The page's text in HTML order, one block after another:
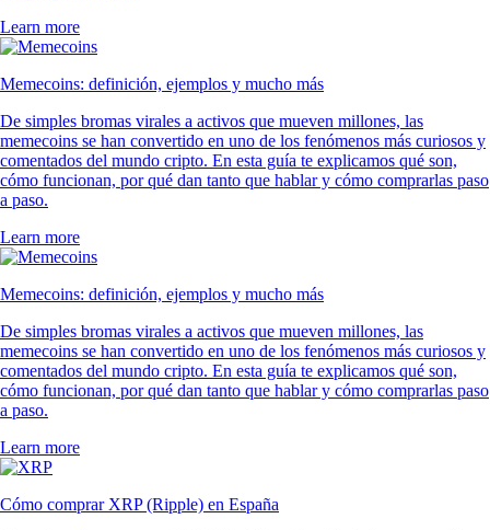
Learn more
Memecoins: definición, ejemplos y mucho más
De simples bromas virales a activos que mueven millones, las
memecoins se han convertido en uno de los fenómenos más curiosos y
comentados del mundo cripto. En esta guía te explicamos qué son,
cómo funcionan, por qué dan tanto que hablar y cómo comprarlas paso
a paso.
Learn more
Memecoins: definición, ejemplos y mucho más
De simples bromas virales a activos que mueven millones, las
memecoins se han convertido en uno de los fenómenos más curiosos y
comentados del mundo cripto. En esta guía te explicamos qué son,
cómo funcionan, por qué dan tanto que hablar y cómo comprarlas paso
a paso.
Learn more
Cómo comprar XRP (Ripple) en España